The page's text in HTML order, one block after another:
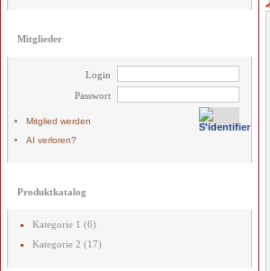
Mitglieder
Login
Passwort
Mitglied werden
AI verloren?
Produktkatalog
Kategorie 1 (6)
Kategorie 2 (17)